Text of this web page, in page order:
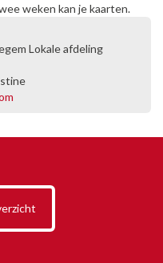
weken kan je kaarten.
Lokale afdeling